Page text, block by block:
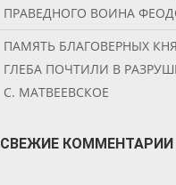
ПРАВЕДНОГО ВОИНА
ПАМЯТЬ БЛАГОВЕРНЫХ
ГЛЕБА ПОЧТИЛИ В
С. МАТВЕЕВСКОЕ
СВЕЖИЕ КОММЕНТАРИИ